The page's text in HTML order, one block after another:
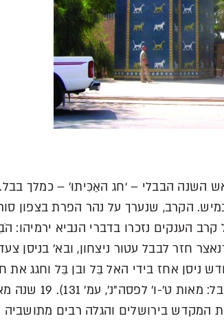
הקרב, שנערך על נהר הפרת בצפון
הענקים נזכרו בדברי הנביא ירמיהו:
חזר לבבל עטור ניצחון, ובא’ בניסן
ניסן אחז בידי האל בֵּל ובן בֵּל וחגג את
‘אסופת כתובות היסטוריות
המקדש בירושלים והגלה רבים מתושביה